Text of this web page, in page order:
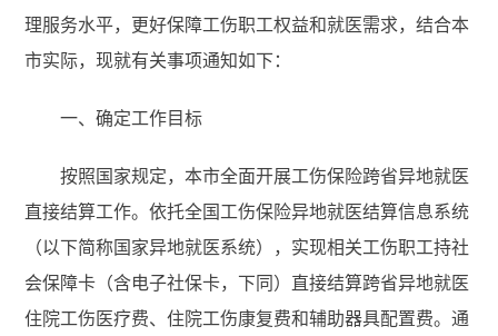
理服务水平，更好保障工伤职工权益和就医需求，结合本
市实际，现就有关事项通知如下：
一、确定工作目标
按照国家规定，本市全面开展工伤保险跨省异地就医
直接结算工作。依托全国工伤保险异地就医结算信息系统
（以下简称国家异地就医系统），实现相关工伤职工持社
会保障卡（含电子社保卡，下同）直接结算跨省异地就医
住院工伤医疗费、住院工伤康复费和辅助器具配置费。通